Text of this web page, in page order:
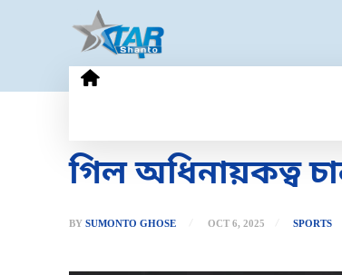
গিল অধিনায়কত্ব
BY SUMONTO GHOSE OCT 6, 2025 SPORTS